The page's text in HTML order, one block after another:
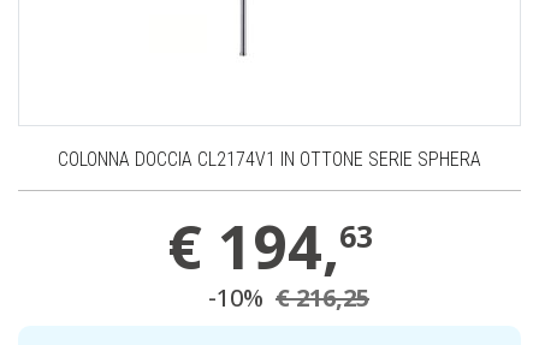
COLONNA DOCCIA CL2174V1 IN OTTONE SERIE SPHERA
€ 194,63
-10% € 216,25